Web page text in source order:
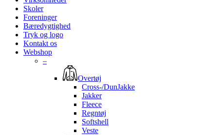
Skoler
Foreninger
Bæredygtighed
Tryk og logo
Kontakt os
Webshop
–
Overtøj
Cross-/DunJakke
Jakker
Fleece
Regntøj
Softshell
Veste